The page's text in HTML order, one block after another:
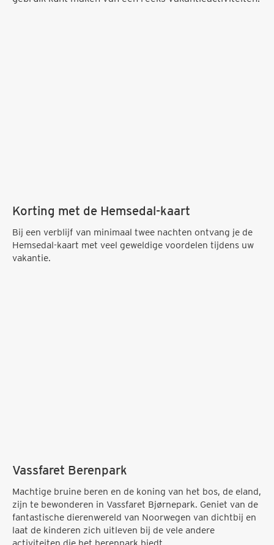
Korting met de Hemsedal-kaart
Bij een verblijf van minimaal twee nachten ontvang je de
Hemsedal-kaart met veel geweldige voordelen tijdens uw
vakantie.
Vassfaret Berenpark
Machtige bruine beren en de koning van het bos, de eland,
zijn te bewonderen in Vassfaret Bjørnepark. Geniet van de
fantastische dierenwereld van Noorwegen van dichtbij en
laat de kinderen zich uitleven bij de vele andere
activiteiten die het berenpark biedt.